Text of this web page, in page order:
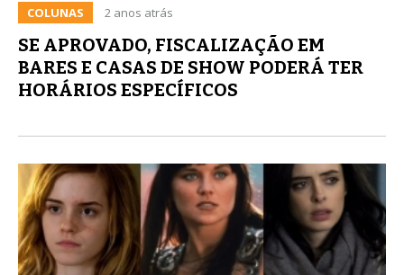
COLUNAS 2 anos atrás
SE APROVADO, FISCALIZAÇÃO EM
BARES E CASAS DE SHOW PODERÁ TER
HORÁRIOS ESPECÍFICOS